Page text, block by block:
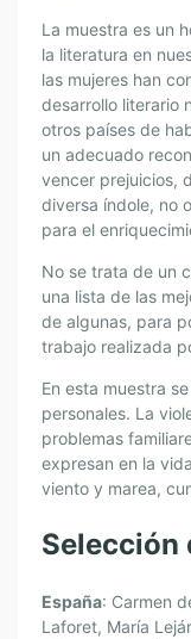
La muestra es un
la literatura en
las mujeres han
desarrollo literario
otros países de
un adecuado
vencer prejuicios,
diversa índole, no
para el
No se trata de un
una lista de las
de algunas, para
trabajo realizada
En esta muestra
personales. La
problemas
expresan en la
viento y marea,
Selección
España: Carmen
Laforet, María